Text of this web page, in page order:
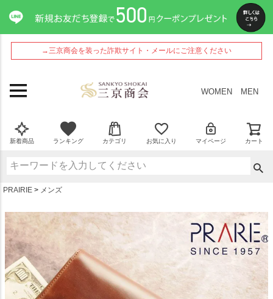
→三京商会を装った詐欺サイト・メールにご注意ください
WOMEN MEN
新着商品 ランキング カテゴリ お気に入り マイページ カート
PRAIRIE メンズ
ペー
ジト
ップ
へ